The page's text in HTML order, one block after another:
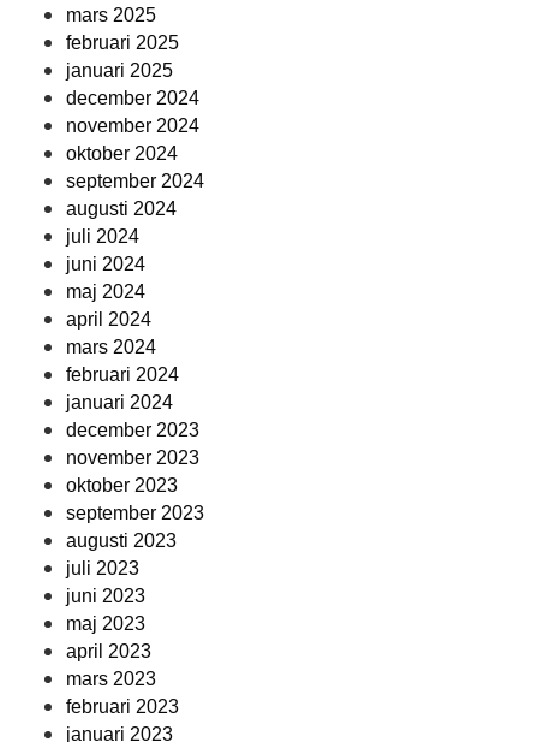
mars 2025
februari 2025
januari 2025
december 2024
november 2024
oktober 2024
september 2024
augusti 2024
juli 2024
juni 2024
maj 2024
april 2024
mars 2024
februari 2024
januari 2024
december 2023
november 2023
oktober 2023
september 2023
augusti 2023
juli 2023
juni 2023
maj 2023
april 2023
mars 2023
februari 2023
januari 2023